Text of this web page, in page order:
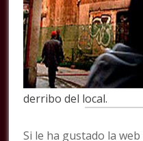
derribo del local.
Si le ha gustado la web